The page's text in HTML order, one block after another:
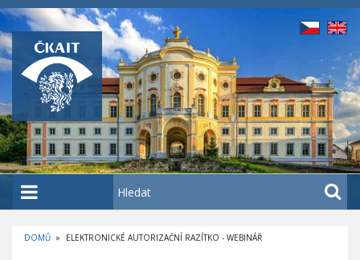
P
ř
e
j
t
k
h
l
d
DOMŮ » ELEKTRONICKÉ AUTORIZAČNÍ RAZÍTKO - WEBINÁŘ